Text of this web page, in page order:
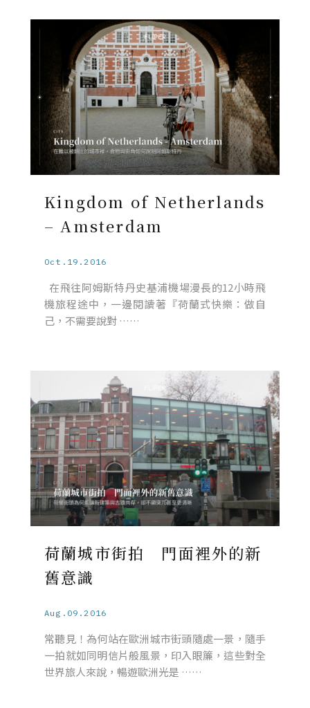
Kingdom of Netherlands
– Amsterdam
Oct.19.2016
在飛往阿姆斯特丹史基浦機場漫長的12小時飛
機旅程途中，一邊閱讀著『荷蘭式快樂：做自
己，不需要說對 ……
荷蘭城市街拍 門面裡外的新
舊意識
Aug.09.2016
常聽見！為何站在歐洲城市街頭隨處一景，隨手
一拍就如同明信片般風景，印入眼簾，這些對全
世界旅人來說，暢遊歐洲光是 ……